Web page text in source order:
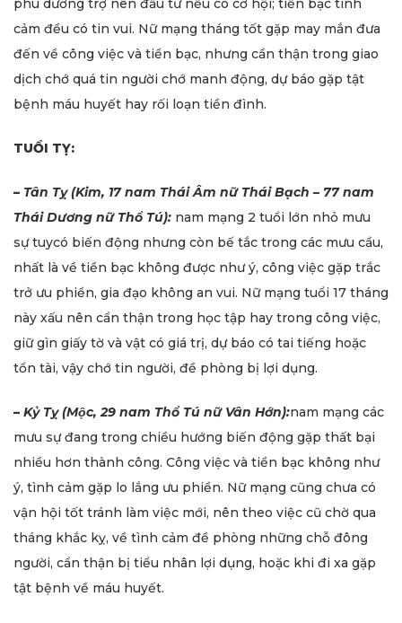
phù dương trợ nên đầu tư nếu có cơ hội; tiền bạc tình
cảm đều có tin vui. Nữ mạng tháng tốt gặp may mắn đưa
đến về công việc và tiền bạc, nhưng cần thận trong giao
dịch chớ quá tin người chớ manh động, dự báo gặp tật
bệnh máu huyết hay rối loạn tiền đình.
TUỔI TỴ:
– Tân Tỵ (Kim, 17 nam Thái Âm nữ Thái Bạch – 77 nam
Thái Dương nữ Thổ Tú): nam mạng 2 tuổi lớn nhỏ mưu
sự tuycó biến động nhưng còn bế tắc trong các mưu cầu,
nhất là về tiền bạc không được như ý, công việc gặp trắc
trở ưu phiền, gia đạo không an vui. Nữ mạng tuổi 17 tháng
này xấu nên cẩn thận trong học tập hay trong công việc,
giữ gìn giấy tờ và vật có giá trị, dự báo có tai tiếng hoặc
tổn tài, vậy chớ tin người, đề phòng bị lợi dụng.
– Kỷ Tỵ (Mộc, 29 nam Thổ Tú nữ Vân Hớn):nam mạng các
mưu sự đang trong chiều hướng biến động gặp thất bại
nhiều hơn thành công. Công việc và tiền bạc không như
ý, tình cảm gặp lo lắng ưu phiền. Nữ mạng cũng chưa có
vận hội tốt tránh làm việc mới, nên theo việc cũ chờ qua
tháng khắc kỵ, về tình cảm đề phòng những chỗ đông
người, cẩn thận bị tiểu nhân lợi dụng, hoặc khi đi xa gặp
tật bệnh về máu huyết.